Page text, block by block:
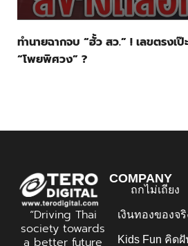
ทำนายฉากจบ “ฮั้ว สว.” ! เลขตรงเ
“โพยพิศวง” ?
“Driving Thai
society towards
a better future
COMPANY
ถกไม่เถียง
เงินทองของจริ
Kids Fun คิดฝั